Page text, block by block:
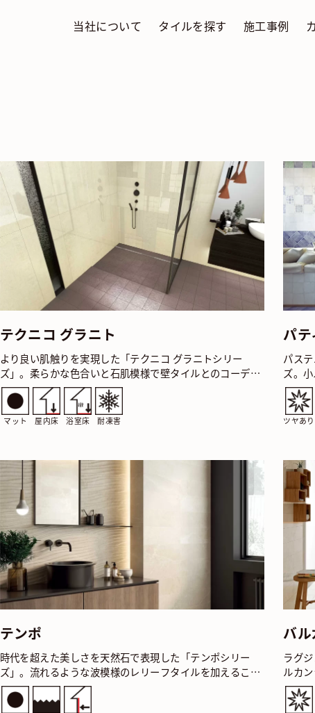
当社について タイルを探す 施工事例
テクニコ グラニト
より良い肌触りを実現した「テクニコ グラニトシリー
ズ」。柔らかな色合いと石肌模様で壁タイルとのコーディ
ネートがより楽しくなりました。 テクニコ グラニト ブラ
ン…
マット 屋内床 浴室床 耐凍害
パ
パス
ズ。
出し
格：…
ツヤあり
テンポ
時代を超えた美しさを天然石で表現した「テンポシリー
ズ」。流れるような波模様のレリーフタイルを加えること
で、よりしとやかな空間をもたらします。 テンポ コットン
…
バ
ラグ
ルカ
格調
ー…